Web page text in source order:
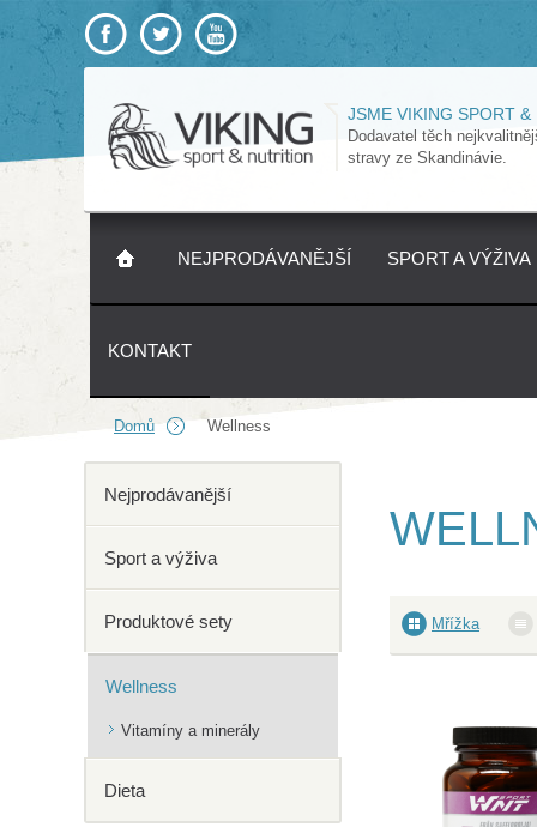
JSME VIKING SPORT
Dodavatel těch
stravy ze Skandinávie.
NEJPRODÁVANĚJŠÍ SPORT A VÝŽIVA
KONTAKT
Domů Wellness
Nejprodávanější
Sport a výživa
Produktové sety
Wellness
Vitamíny a minerály
Dieta
Mřížka